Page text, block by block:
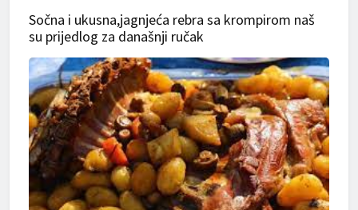
Sočna i ukusna,jagnjeća rebra sa krompirom naš
su prijedlog za današnji ručak